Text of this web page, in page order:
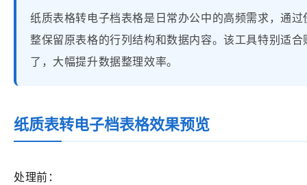
纸质表格转电子档表格是日常办公中的高频需求，通
整保留原表格的行列结构和数据内容。该工具特别适
了，大幅提升数据整理效率。
纸质表转电子档表格效果预览
处理前：